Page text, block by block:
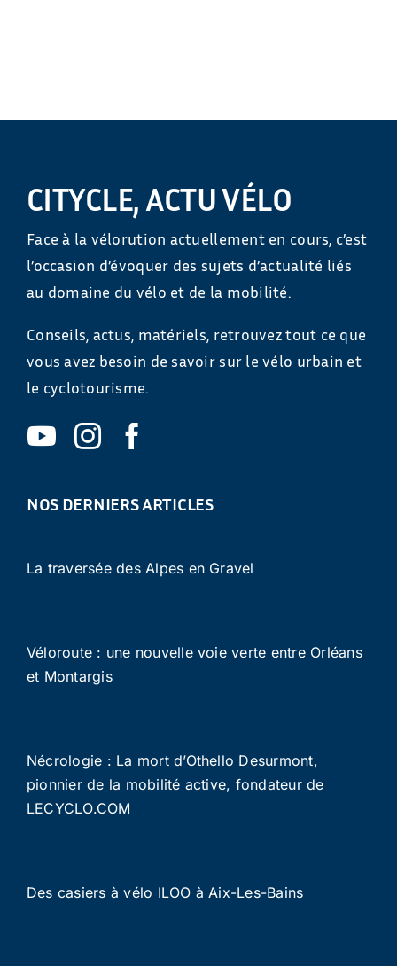
CITYCLE, ACTU VÉLO
Face à la vélorution actuellement en cours, c’est
l’occasion d’évoquer des sujets d’actualité liés
au domaine du vélo et de la mobilité.
Conseils, actus, matériels, retrouvez tout ce que
vous avez besoin de savoir sur le vélo urbain et
le cyclotourisme.
NOS DERNIERS ARTICLES
La traversée des Alpes en Gravel
Véloroute : une nouvelle voie verte entre Orléans
et Montargis
Nécrologie : La mort d’Othello Desurmont,
pionnier de la mobilité active, fondateur de
LECYCLO.COM
Des casiers à vélo ILOO à Aix-Les-Bains